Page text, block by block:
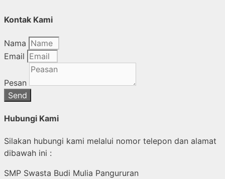
Kontak Kami
Nama
Email
Pesan
Send
Hubungi Kami
Silakan hubungi kami melalui nomor telepon dan alamat
dibawah ini :
SMP Swasta Budi Mulia Pangururan